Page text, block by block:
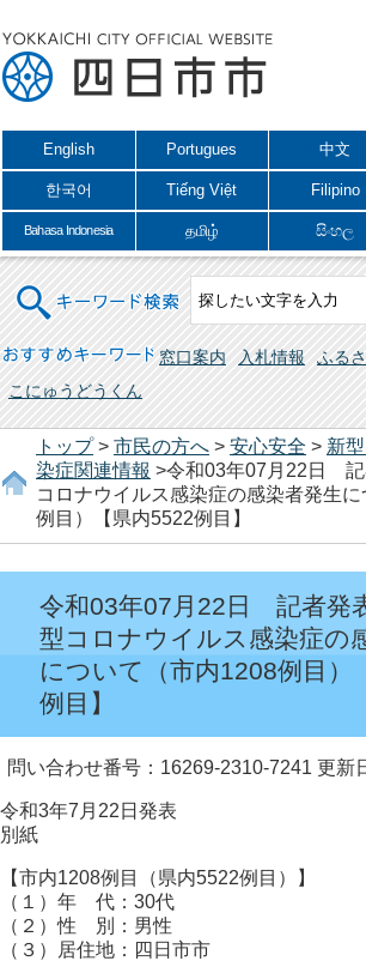
English Portugues 中文
한국어 Tiếng Việt Filipino
Bahasa Indonesia தமிழ் සිංහල
キーワード検索
おすすめキーワード 窓口案内 入札情報
ふる
こにゅうどうくん
トップ> 市民の方へ > 安心安全 > 新
染症関連情報 >令和03年07月22日
コロナウイルス感染症の感染者発生
例目）【県内5522例目】
令和03年07月22日 記者発
型コロナウイルス感染症の
について（市内1208例目）
例目】
問い合わせ番号：16269-2310-7241 更新
令和3年7月22日発表
別紙
【市内1208例目（県内5522例目）】
（１）年 代：30代
（２）性 別：男性
（３）居住地：四日市市